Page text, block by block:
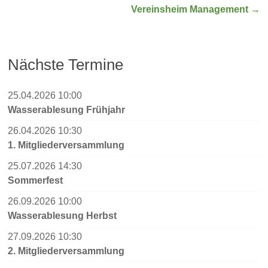
Vereinsheim Management →
Nächste Termine
25.04.2026 10:00
Wasserablesung Frühjahr
26.04.2026 10:30
1. Mitgliederversammlung
25.07.2026 14:30
Sommerfest
26.09.2026 10:00
Wasserablesung Herbst
27.09.2026 10:30
2. Mitgliederversammlung